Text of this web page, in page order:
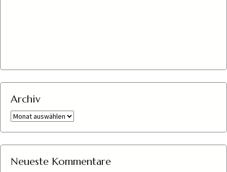
Archiv
Archiv
Neueste Kommentare